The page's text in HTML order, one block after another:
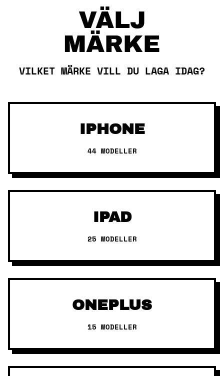
VÄLJ
MÄRKE
VILKET MÄRKE VILL DU LAGA IDAG?
IPHONE
44 MODELLER
IPAD
25 MODELLER
ONEPLUS
15 MODELLER